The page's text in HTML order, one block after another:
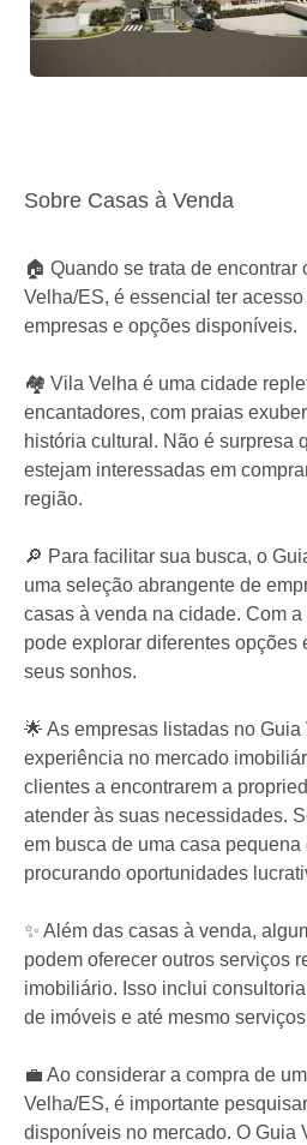
Sobre Casas à Venda
🏠 Quando se trata de encontrar
Velha/ES, é essencial ter
empresas e opções disponíveis.
🏘️ Vila Velha é uma cidade
encantadores, com praias
história cultural. Não é surpresa
estejam interessadas em
região.
🔎 Para facilitar sua busca, o
uma seleção abrangente de
casas à venda na cidade. Com
pode explorar diferentes opções
seus sonhos.
🌟 As empresas listadas no
experiência no mercado
clientes a encontrarem a
atender às suas necessidades.
em busca de uma casa
procurando oportunidades
✨ Além das casas à venda,
podem oferecer outros serviços
imobiliário. Isso inclui
de imóveis e até mesmo
💼 Ao considerar a compra de
Velha/ES, é importante
disponíveis no mercado. O Guia